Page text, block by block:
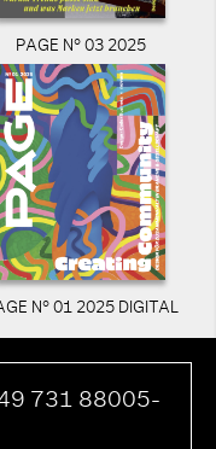
PAGE N° 03 2025
N° 01 2025 DIGITAL
731 88005-